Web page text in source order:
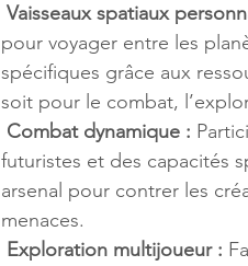
Vaisseaux spatiaux
pour voyager entre les
spécifiques grâce aux
soit pour le combat,
Combat dynamique :
futuristes et des capacités
arsenal pour contrer les
menaces.
Exploration multijoueur :